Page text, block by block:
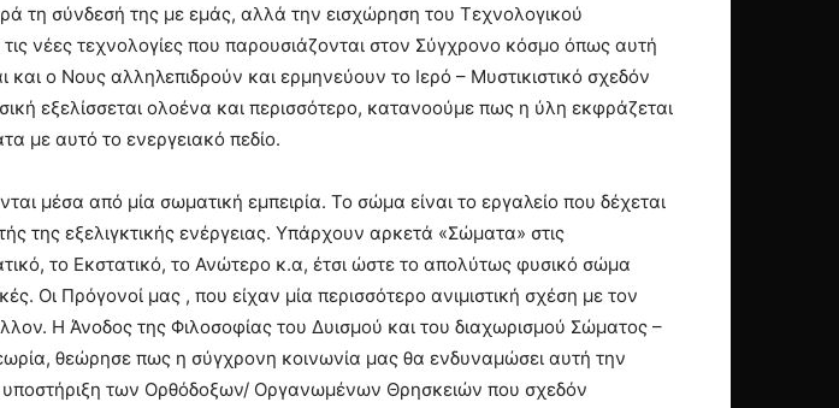
τη σύνδεσή της με εμάς, αλλά την εισχώρηση του Τεχνολογικού
νέες τεχνολογίες που παρουσιάζονται στον Σύγχρονο κόσμο όπως αυτή
ο Νους αλληλεπιδρούν και ερμηνεύουν το Ιερό – Μυστικιστικό σχεδόν
εξελίσσεται ολοένα και περισσότερο, κατανοούμε πως η ύλη εκφράζεται
με αυτό το ενεργειακό πεδίο.
μέσα από μία σωματική εμπειρία. Το σώμα είναι το εργαλείο που δέχεται
της εξελιγκτικής ενέργειας. Υπάρχουν αρκετά «Σώματα» στις
το Εκστατικό, το Ανώτερο κ.α, έτσι ώστε το απολύτως φυσικό σώμα
Οι Πρόγονοί μας , που είχαν μία περισσότερο ανιμιστική σχέση με τον
Η Άνοδος της Φιλοσοφίας του Δυισμού και του διαχωρισμού Σώματος –
θεώρησε πως η σύγχρονη κοινωνία μας θα ενδυναμώσει αυτή την
των Ορθόδοξων/ Οργανωμένων Θρησκειών που σχεδόν